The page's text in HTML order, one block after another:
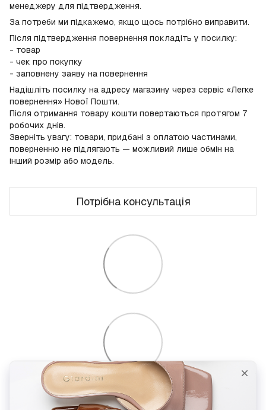
менеджеру для підтвердження.
За потреби ми підкажемо, якщо щось потрібно виправити.
Після підтвердження повернення покладіть у посилку:
- товар
- чек про покупку
- заповнену заяву на повернення
Надішліть посилку на адресу магазину через сервіс «Легке
повернення» Нової Пошти.
Після отримання товару кошти повертаються протягом 7
робочих днів.
Зверніть увагу: товари, придбані з оплатою частинами,
поверненню не підлягають — можливий лише обмін на
інший розмір або модель.
Потрібна консультація